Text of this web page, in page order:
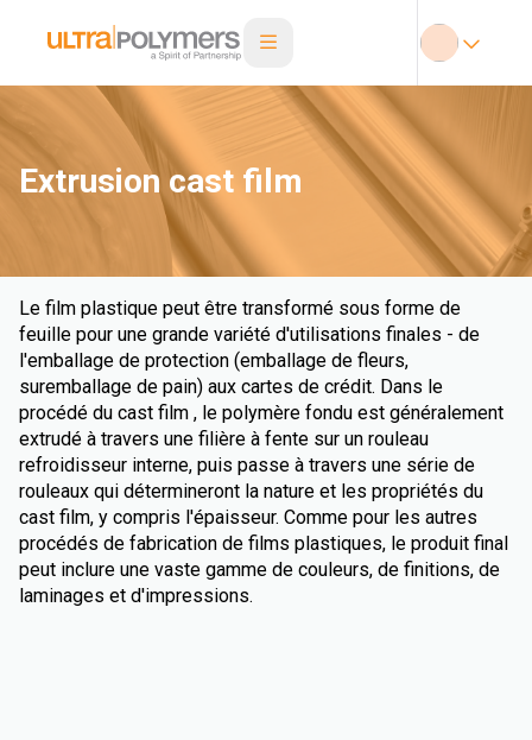
Extrusion cast film
Le film plastique peut être transformé sous forme de
feuille pour une grande variété d'utilisations finales - de
l'emballage de protection (emballage de fleurs,
suremballage de pain) aux cartes de crédit. Dans le
procédé du cast film , le polymère fondu est généralement
extrudé à travers une filière à fente sur un rouleau
refroidisseur interne, puis passe à travers une série de
rouleaux qui détermineront la nature et les propriétés du
cast film, y compris l'épaisseur. Comme pour les autres
procédés de fabrication de films plastiques, le produit final
peut inclure une vaste gamme de couleurs, de finitions, de
laminages et d'impressions.